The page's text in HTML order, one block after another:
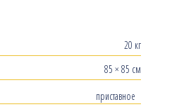
20 кг
85 × 85 см
приставное